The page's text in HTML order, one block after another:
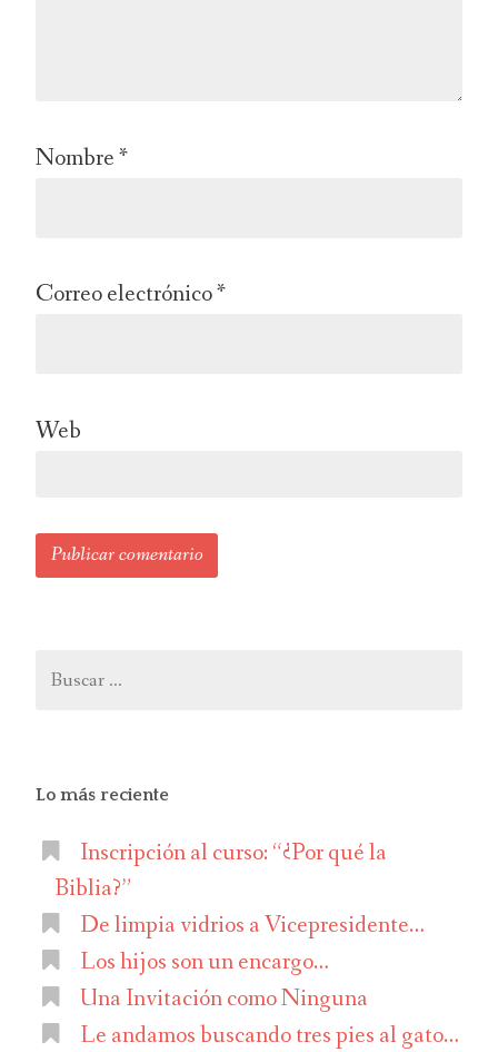
Nombre*
Correo electrónico*
Web
Buscar:
Lo más reciente
Inscripción al curso: “¿Por qué la
Biblia?”
De limpia vidrios a Vicepresidente…
Los hijos son un encargo…
Una Invitación como Ninguna
Le andamos buscando tres pies al gato…